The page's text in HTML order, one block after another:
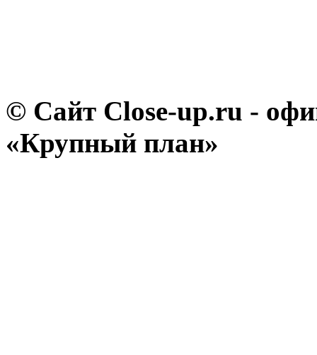
© Сайт Close-up.ru -
«Крупный план»